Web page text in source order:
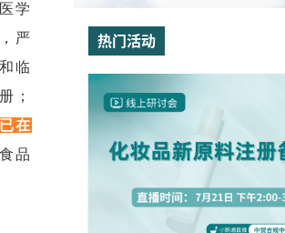
学
严
临
；
在
品
热门活动